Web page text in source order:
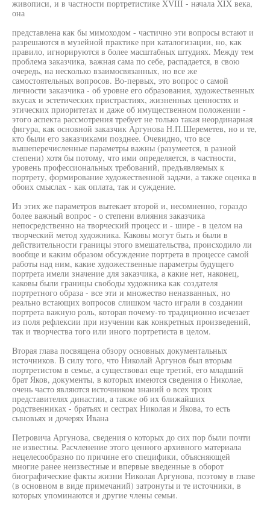
живописи, и в частности портретистике XVIII - начала XIX века,
она
представлена как бы мимоходом - частично эти вопросы встают и
разрешаются в музейной практике при каталогизации, но, как
правило, игнорируются в более масштабных штудиях. Между тем
проблема заказчика, важная сама по себе, распадается, в свою
очередь, на несколько взаимосвязанных, но все же
самостоятельных вопросов. Во-первых, это вопрос о самой
личности заказчика - об уровне его образования, художественных
вкусах и эстетических пристрастиях, жизненных ценностях и
этических приоритетах и даже об имущественном положении -
этого аспекта рассмотрения требует не только такая неординарная
фигура, как основной заказчик Аргунова Н.П.Шереметев, но и те,
кто были его заказчиками позднее. Очевидно, что все
вышеперечисленные параметры важны (разумеется, в разной
степени) хотя бы потому, что ими определяется, в частности,
уровень профессиональных требований, предъявляемых к
портрету, формирование художественной задачи, а также оценка в
обоих смыслах - как оплата, так и суждение.
Из этих же параметров вытекает второй и, несомненно, гораздо
более важный вопрос - о степени влияния заказчика
непосредственно на творческий процесс и - шире - в целом на
творческий метод художника. Каковы могут быть и были в
действительности границы этого вмешательства, происходило ли
вообще и каким образом обсуждение портрета в процессе самой
работы над ним, какие художественные параметры будущего
портрета имели значение для заказчика, а какие нет, наконец,
каковы были границы свободы художника как создателя
портретного образа - все эти и множество неназванных, но
реально встающих вопросов слишком часто играли в создании
портрета важную роль, которая почему-то традиционно исчезает
из поля рефлексии при изучении как конкретных произведений,
так и творчества того или иного портретиста в целом.
Вторая глава посвящена обзору основных документальных
источников. В силу того, что Николай Аргунов был вторым
портретистом в семье, а существовал еще третий, его младший
брат Яков, документы, в которых имеются сведения о Николае,
очень часто являются источником знаний о всех троих
представителях династии, а также об их ближайших
родственниках - братьях и сестрах Николая и Якова, то есть
сыновьях и дочерях Ивана
Петровича Аргунова, сведения о которых до сих пор были почти
не известны. Расчленение этого ценного архивного материала
нецелесообразно по причине его специфики, объясняющей
многие ранее неизвестные и впервые введенные в оборот
биографические факты жизни Николая Аргунова, поэтому в главе
(в основном в виде примечаний) затронуты и те источники, в
которых упоминаются и другие члены семьи.